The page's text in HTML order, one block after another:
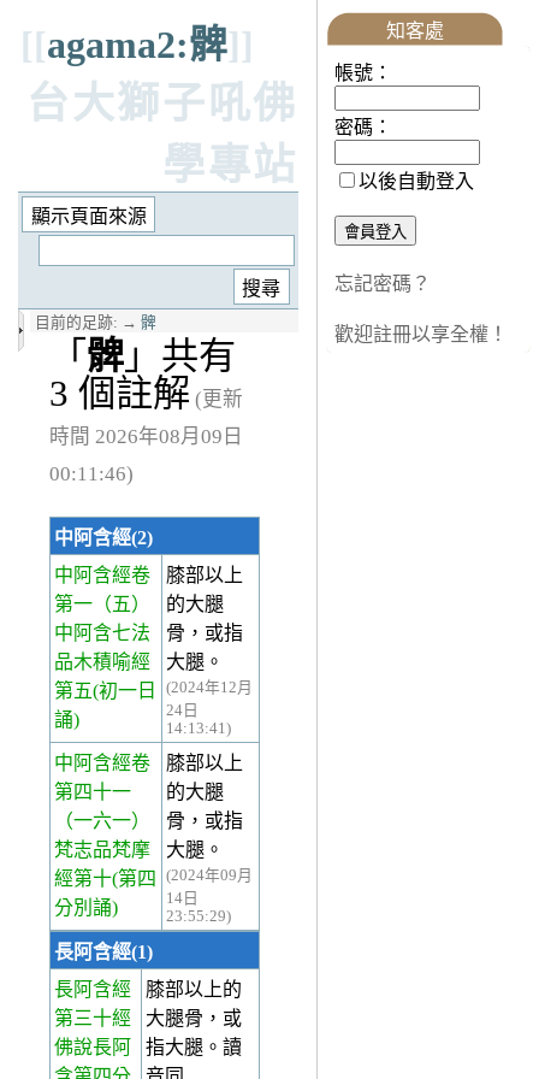
[[agama2:髀]]
台大獅子吼佛
學專站
目前的足跡: → 髀
「 髀 」共有
3 個註解 (更新
時間 2026年08月09日
00:11:46)
中阿含經(2)
中阿含經卷
第一 （五）
中阿含七法
品木積喻經
第五(初一日
誦)
膝部以上
的大腿
骨，或指
大腿。
(2024年12月
24日
14:13:41)
中阿含經卷
第四十一
（一六一）
梵志品梵摩
經第十(第四
分別誦)
膝部以上
的大腿
骨，或指
大腿。
(2024年09月
14日
23:55:29)
長阿含經(1)
長阿含經
第三十經
佛說長阿
膝部以上的
大腿骨，或
指大腿。讀
知客處
帳號：
密碼：
以後自動登入
忘記密碼？
歡迎註冊以享全權！